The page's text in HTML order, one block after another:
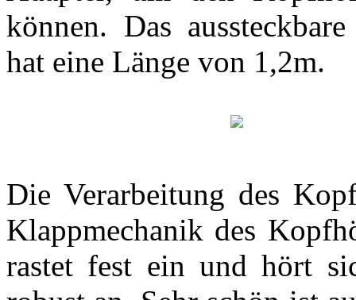
können. Das
hat eine Länge von 1,2m.
Die Verarbeitung des
Klappmechanik des
rastet fest ein und hört